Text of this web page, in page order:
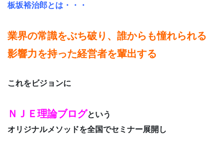
板坂裕治郎とは・・・
業界の常識をぶち破り、誰からも憧れられる
影響力を持った経営者を輩出する
これをビジョンに
ＮＪＥ理論ブログという
オリジナルメソッドを全国でセミナー展開し